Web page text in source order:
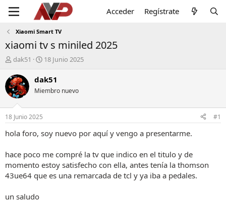
Acceder Regístrate
Xiaomi Smart TV
xiaomi tv s miniled 2025
I
i
c
i
a
d
o
r
l
t
e
a
dak51
F
c
a
i
n
i
o
18 Junio 2025
dak51
Miembro nuevo
18 Junio 2025 #1
hola foro, soy nuevo por aquí y vengo a presentarme.
hace poco me compré la tv que indico en el titulo y de
momento estoy satisfecho con ella, antes tenía la thomson
43ue64 que es una remarcada de tcl y ya iba a pedales.
un saludo